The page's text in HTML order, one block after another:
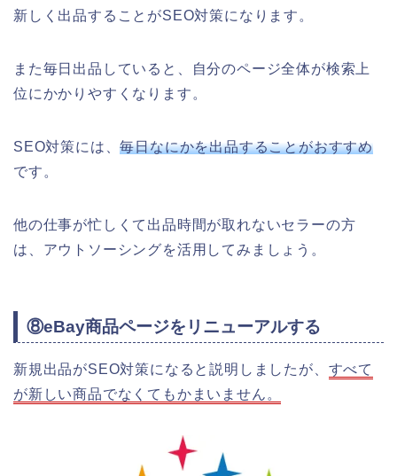
新しく出品することがSEO対策になります。
また毎日出品していると、自分のページ全体が検索上
位にかかりやすくなります。
SEO対策には、毎日なにかを出品することがおすすめ
です。
他の仕事が忙しくて出品時間が取れないセラーの方
は、アウトソーシングを活用してみましょう。
⑧eBay商品ページをリニューアルする
新規出品がSEO対策になると説明しましたが、 すべて
が新しい商品でなくてもかまいません。